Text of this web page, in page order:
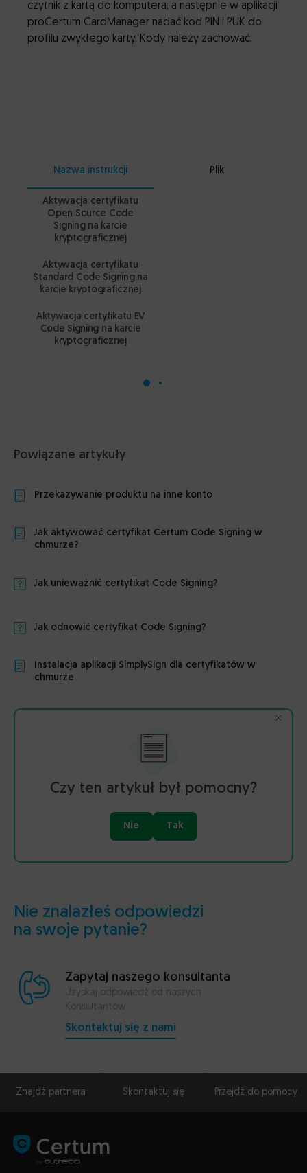
czytnik z kartą do komputera, a następnie w aplikacji
proCertum CardManager nadać kod PIN i PUK do
profilu zwykłego karty. Kody należy zachować.
Nazwa instrukcji Plik
Aktywacja certyfikatu
Open Source Code
Signing na karcie
kryptograficznej
Aktywacja certyfikatu
Standard Code Signing na
karcie kryptograficznej
Aktywacja certyfikatu EV
Code Signing na karcie
kryptograficznej
Powiązane artykuły
Przekazywanie produktu na inne konto
Jak aktywować certyfikat Certum Code Signing w
chmurze?
Jak unieważnić certyfikat Code Signing?
Jak odnowić certyfikat Code Signing?
Instalacja aplikacji SimplySign dla certyfikatów w
chmurze
Czy ten artykuł był pomocny?
Nie Tak
Nie znalazłeś odpowiedzi
na swoje pytanie?
Zapytaj naszego konsultanta
Uzyskaj odpowiedź od naszych
Konsultantów
Skontaktuj się z nami
Znajdź partnera Skontaktuj się Przejdź do pomocy